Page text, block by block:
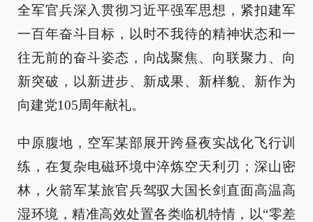
全军官兵深入贯彻习近平强军思想，紧扣建军
一百年奋斗目标，以时不我待的精神状态和一
往无前的奋斗姿态，向战聚焦、向联聚力、向
新突破，以新进步、新成果、新样貌、新作为
向建党105周年献礼。
中原腹地，空军某部展开跨昼夜实战化飞行训
练，在复杂电磁环境中淬炼空天利刃；深山密
林，火箭军某旅官兵驾驭大国长剑直面高温高
湿环境，精准高效处置各类临机特情，以“零差